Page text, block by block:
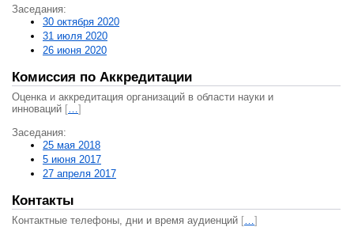
Заседания:
30 октября 2020
31 июля 2020
26 июня 2020
Комиссия по Аккредитации
Оценка и аккредитация организаций в области науки и
инноваций […]
Заседания:
25 мая 2018
5 июня 2017
27 апреля 2017
Контакты
Контактные телефоны, дни и время аудиенций […]